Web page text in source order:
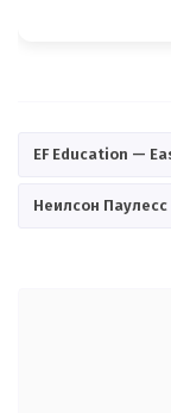
EF Education —
Неилсон Паулесс